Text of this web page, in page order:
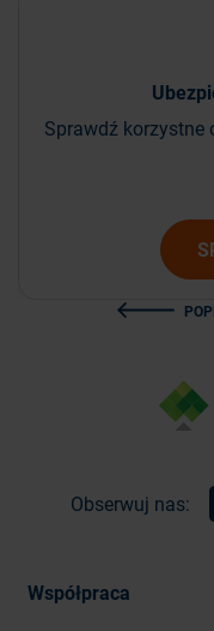
Sprawdź korzystne
Obserwuj nas:
Współpraca